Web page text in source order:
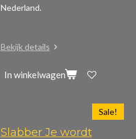
Nederland.
Bekijk details
In winkelwagen
Sale!
Slabber Je wordt